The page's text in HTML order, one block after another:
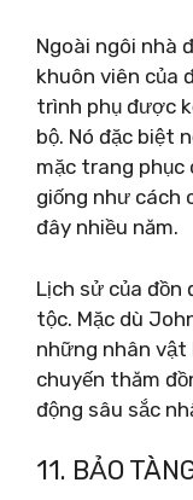
Ngoài ngôi nhà
khuôn viên của
trình phụ được
bộ. Nó đặc biệt
mặc trang phục
giống như cách
đây nhiều năm.
Lịch sử của đồn
tộc. Mặc dù
những nhân vật
chuyến thăm
động sâu sắc
11. BẢO